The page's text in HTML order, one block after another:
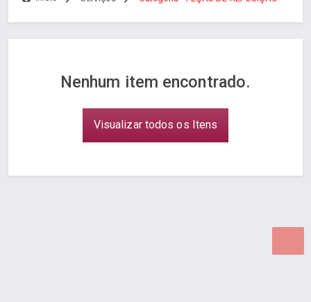
Nenhum item encontrado.
Visualizar todos os Itens